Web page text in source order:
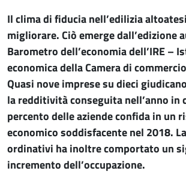
Il clima di fiducia nell’edilizia
migliorare. Ciò emerge dall’edizione
Barometro dell’economia dell’IRE –
economica della Camera di
Quasi nove imprese su dieci
la redditività conseguita nell’anno in
percento delle aziende confida in un
economico soddisfacente nel 2018.
ordinativi ha inoltre comportato un
incremento dell’occupazione.